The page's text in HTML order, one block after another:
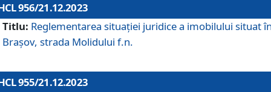
956/21.12.2023
Titlu: Reglementarea situației juridice a imobilului situat
Brașov, strada Molidului f.n.
955/21.12.2023